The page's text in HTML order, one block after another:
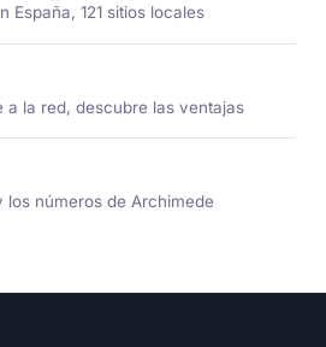
España, 121 sitios locales
a la red, descubre las ventajas
los números de Archimede